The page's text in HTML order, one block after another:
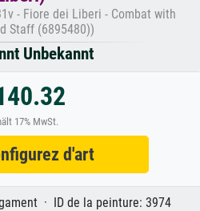
- Fiore dei Liberi - Combat with
Staff (6895480))
Unbekannt
17% MwSt.
d'art
· ID de la peinture: 3974